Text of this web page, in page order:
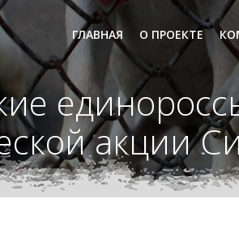
ГЛАВНАЯ О ПРОЕКТЕ
акции